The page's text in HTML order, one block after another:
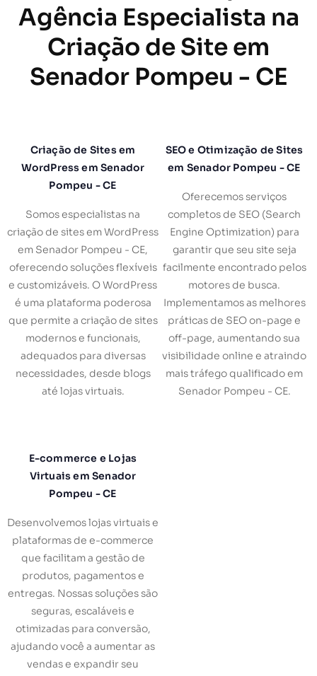
Agência Especialista na
Criação de Site em
Senador Pompeu - CE
Criação de Sites em
WordPress em Senador
Pompeu - CE
Somos especialistas na
criação de sites em WordPress
em Senador Pompeu - CE,
oferecendo soluções flexíveis
e customizáveis. O WordPress
é uma plataforma poderosa
que permite a criação de sites
modernos e funcionais,
adequados para diversas
necessidades, desde blogs
até lojas virtuais.
SEO e Otimização de Sites
em Senador Pompeu - CE
Oferecemos serviços
completos de SEO (Search
Engine Optimization) para
garantir que seu site seja
facilmente encontrado pelos
motores de busca.
Implementamos as melhores
práticas de SEO on-page e
off-page, aumentando sua
visibilidade online e atraindo
mais tráfego qualificado em
Senador Pompeu - CE.
E-commerce e Lojas
Virtuais em Senador
Pompeu - CE
Desenvolvemos lojas virtuais e
plataformas de e-commerce
que facilitam a gestão de
produtos, pagamentos e
entregas. Nossas soluções são
seguras, escaláveis e
otimizadas para conversão,
ajudando você a aumentar as
vendas e expandir seu